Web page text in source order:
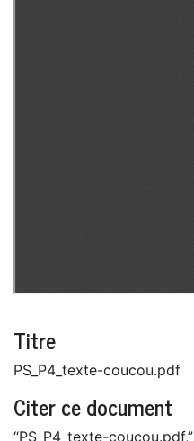
Titre
PS_P4_texte-coucou.pdf
Citer ce document
“PS_P4_texte-coucou.pdf,”